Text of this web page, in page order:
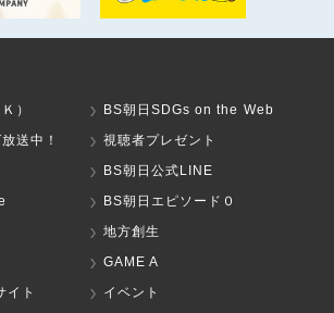
）
BS朝日SDGs on the Web
送中！
視聴者プレゼント
BS朝日公式LINE
BS朝日エピソード０
地方創生
GAME A
イト
イベント